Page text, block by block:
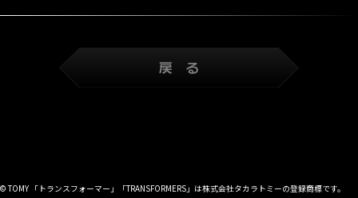
© TOMY 「トランスフォーマー」「TRANSFORMERS」は株式会社タカラトミーの登録商標です。